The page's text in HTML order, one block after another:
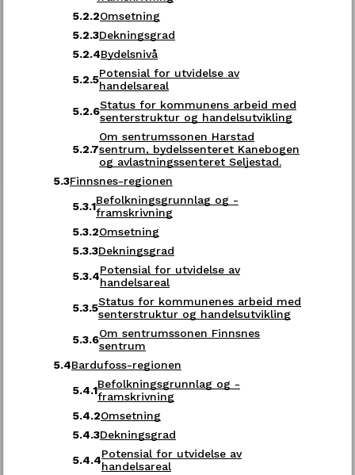
Gå til eDialog
Her finner du oss
Fylkeshuset i Tromsø
Strandvegen 13
9007 Tromsø
Åpningstid
Mandag - fredag kl. 08:00-15:00
Se all kontaktinformasjon her
Følg oss
Facebook YouTube
Personvern og informasjonskapsler
henhold til denne erklæringen. Du kan tilpasse bruk
av informasjonskapsler under “Detaljer”.
Les mer om personvern hos oss
Kun nødvendige
Godta alle
5.2.2Omsetning
5.2.3Dekningsgrad
5.2.4Bydelsnivå
5.2.5Potensial for utvidelse av
handelsareal
5.2.6Status for kommunens arbeid med
senterstruktur og handelsutvikling
5.2.7
Om sentrumssonen Harstad
sentrum, bydelssenteret Kanebogen
og avlastningssenteret Seljestad.
5.3Finnsnes-regionen
5.3.1Befolkningsgrunnlag og -
framskrivning
5.3.2Omsetning
5.3.3Dekningsgrad
5.3.4Potensial for utvidelse av
handelsareal
5.3.5Status for kommunenes arbeid med
senterstruktur og handelsutvikling
5.3.6Om sentrumssonen Finnsnes
sentrum
5.4Bardufoss-regionen
5.4.1Befolkningsgrunnlag og -
framskrivning
5.4.2Omsetning
5.4.3Dekningsgrad
5.4.4Potensial for utvidelse av
handelsareal